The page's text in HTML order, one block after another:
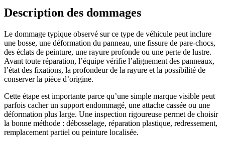
Description des dommages
Le dommage typique observé sur ce type de véhicule peut inclure
une bosse, une déformation du panneau, une fissure de pare-chocs,
des éclats de peinture, une rayure profonde ou une perte de lustre.
Avant toute réparation, l’équipe vérifie l’alignement des panneaux,
l’état des fixations, la profondeur de la rayure et la possibilité de
conserver la pièce d’origine.
Cette étape est importante parce qu’une simple marque visible peut
parfois cacher un support endommagé, une attache cassée ou une
déformation plus large. Une inspection rigoureuse permet de choisir
la bonne méthode : débosselage, réparation plastique, redressement,
remplacement partiel ou peinture localisée.